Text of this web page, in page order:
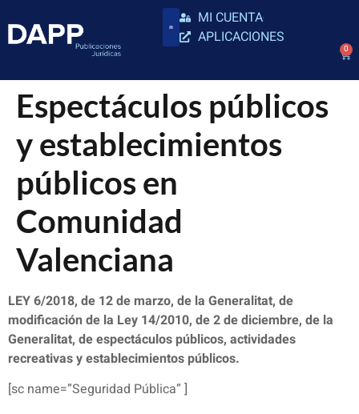
MI CUENTA
APLICACIONES
0
Espectáculos públicos
y establecimientos
públicos en
Comunidad
Valenciana
LEY 6/2018, de 12 de marzo, de la Generalitat, de
modificación de la Ley 14/2010, de 2 de diciembre, de la
Generalitat, de espectáculos públicos, actividades
recreativas y establecimientos públicos.
[sc name=”Seguridad Pública” ]